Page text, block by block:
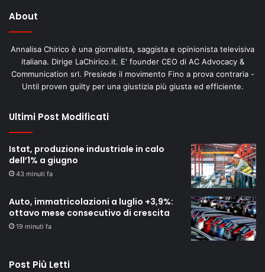
About
Annalisa Chirico è una giornalista, saggista e opinionista televisiva
italiana. Dirige LaChirico.it. E' founder CEO di AC Advocacy &
Communication srl. Presiede il movimento Fino a prova contraria -
Until proven guilty per una giustizia più giusta ed efficiente.
Ultimi Post Modificati
Istat, produzione industriale in calo
dell’1% a giugno
43 minuti fa
Auto, immatricolazioni a luglio +3,9%:
ottavo mese consecutivo di crescita
19 minuti fa
Post Più Letti